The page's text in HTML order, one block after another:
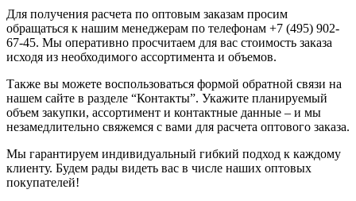
Для получения расчета по оптовым заказам просим
обращаться к нашим менеджерам по телефонам +7 (495) 902-
67-45. Мы оперативно просчитаем для вас стоимость заказа
исходя из необходимого ассортимента и объемов.
Также вы можете воспользоваться формой обратной связи на
нашем сайте в разделе “Контакты”. Укажите планируемый
объем закупки, ассортимент и контактные данные – и мы
незамедлительно свяжемся с вами для расчета оптового заказа.
Мы гарантируем индивидуальный гибкий подход к каждому
клиенту. Будем рады видеть вас в числе наших оптовых
покупателей!